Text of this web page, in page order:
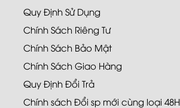
Quy Định Sử Dụng
Chính Sách Riêng Tư
Chính Sách Bảo Mật
Chính Sách Giao Hàng
Quy Định Đổi Trả
Chính sách Đổi sp mới cùng loại 48H